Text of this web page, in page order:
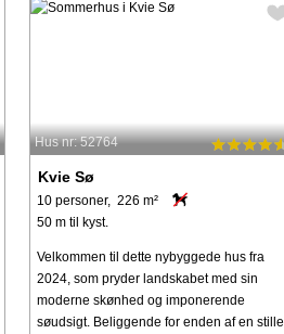
Hus nr: 52764
Kvie Sø
10 personer, 226 m²
50 m til kyst.
Velkommen til dette nybyggede hus fra
2024, som pryder landskabet med sin
moderne skønhed og imponerende
søudsigt. Beliggende for enden af ​​en stille